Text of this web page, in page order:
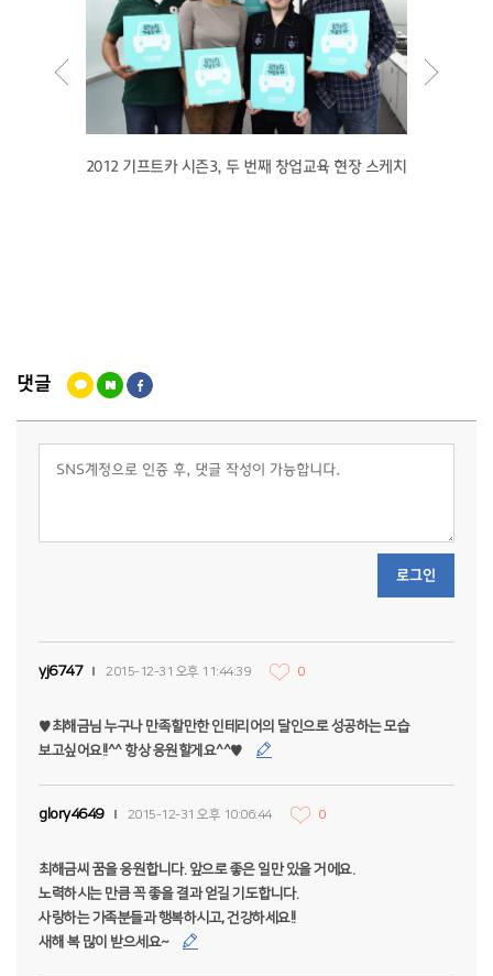
2012 기프트카 시즌3, 두 번째 창업교육 현장 스케치
댓글
로그인
yj6747 2015-12-31 오후 11:44:39 0
♥최해금님 누구나 만족할만한 인테리어의 달인으로 성공하는 모습
보고싶어요!!^^ 항상 응원할게요^^♥
glory4649 2015-12-31 오후 10:06:44 0
최해금씨 꿈을 응원합니다. 앞으로 좋은 일만 있을 거에요.
노력하시는 만큼 꼭 좋을 결과 얻길 기도합니다.
사랑하는 가족분들과 행복하시고, 건강하세요!!
새해 복 많이 받으세요~